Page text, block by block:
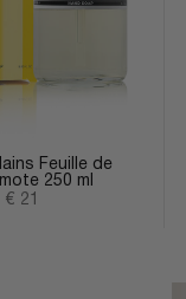
Feuille de
250 ml
Prix de vente
€ 21